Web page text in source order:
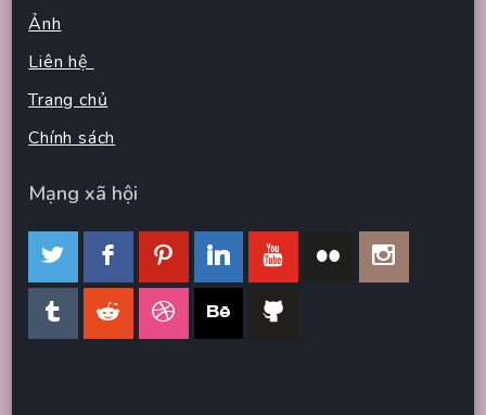
Ảnh
Liên hệ
Trang chủ
Chính sách
Mạng xã hội